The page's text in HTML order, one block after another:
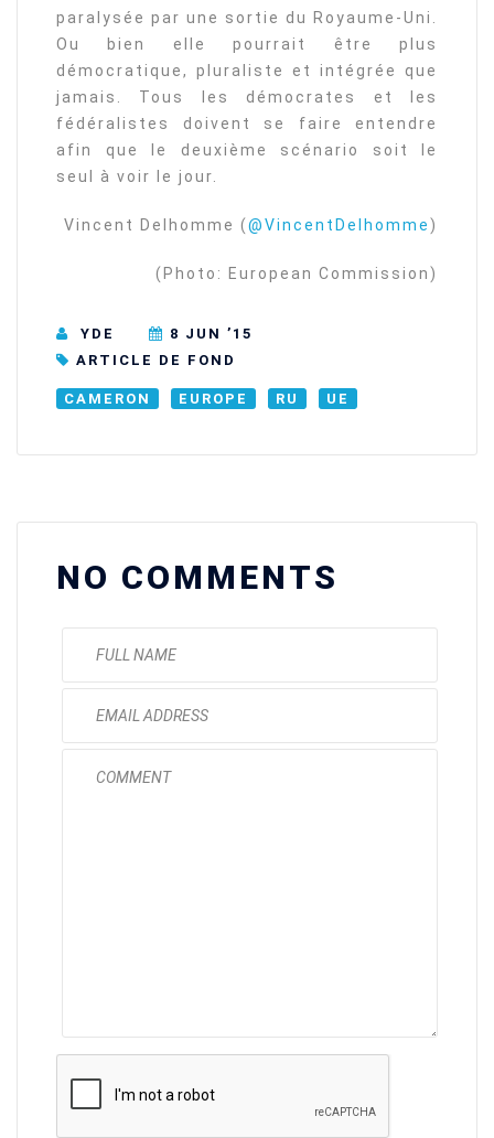
paralysée par une sortie du Royaume-Uni.
Ou bien elle pourrait être plus
démocratique, pluraliste et intégrée que
jamais. Tous les démocrates et les
fédéralistes doivent se faire entendre
afin que le deuxième scénario soit le
seul à voir le jour.
Vincent Delhomme (@VincentDelhomme )
(Photo: European Commission)
YDE
8 JUN ’15
ARTICLE DE FOND
CAMERON EUROPE RU UE
NO COMMENTS